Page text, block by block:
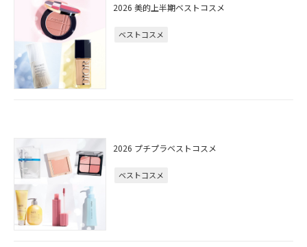
2026 美的上半期ベストコスメ
ベストコスメ
2026 プチプラベストコスメ
ベストコスメ